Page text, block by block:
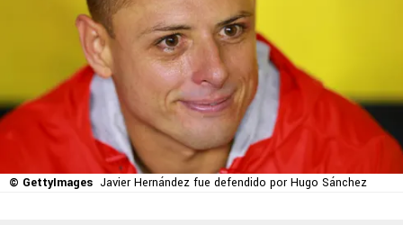
© GettyImages Javier Hernández fue defendido por Hugo Sánchez